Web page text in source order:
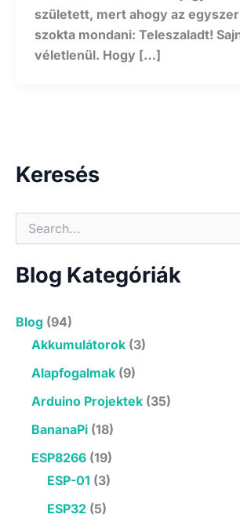
született, mert ahogy az
szokta mondani: Teleszaladt!
véletlenül. Hogy […]
Keresés
r
c
o
Blog Kategóriák
Blog (94)
Akkumulátorok (3)
Alapfogalmak (9)
Arduino Projektek (35)
BananaPi (18)
ESP8266 (19)
ESP-01 (3)
ESP32 (5)